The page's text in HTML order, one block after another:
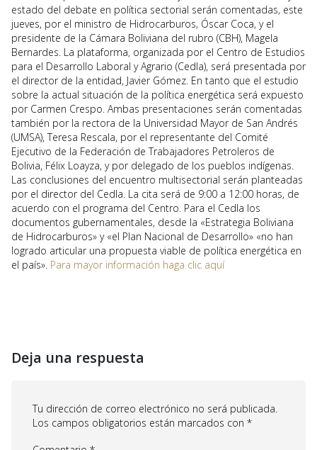
estado del debate en política sectorial serán comentadas, este
jueves, por el ministro de Hidrocarburos, Óscar Coca, y el
presidente de la Cámara Boliviana del rubro (CBH), Magela
Bernardes. La plataforma, organizada por el Centro de Estudios
para el Desarrollo Laboral y Agrario (Cedla), será presentada por
el director de la entidad, Javier Gómez. En tanto que el estudio
sobre la actual situación de la política energética será expuesto
por Carmen Crespo. Ambas presentaciones serán comentadas
también por la rectora de la Universidad Mayor de San Andrés
(UMSA), Teresa Rescala, por el representante del Comité
Ejecutivo de la Federación de Trabajadores Petroleros de
Bolivia, Félix Loayza, y por delegado de los pueblos indígenas.
Las conclusiones del encuentro multisectorial serán planteadas
por el director del Cedla. La cita será de 9:00 a 12:00 horas, de
acuerdo con el programa del Centro. Para el Cedla los
documentos gubernamentales, desde la «Estrategia Boliviana
de Hidrocarburos» y «el Plan Nacional de Desarrollo» «no han
logrado articular una propuesta viable de política energética en
el país». Para mayor información haga clic aquí
Deja una respuesta
Tu dirección de correo electrónico no será publicada.
Los campos obligatorios están marcados con *